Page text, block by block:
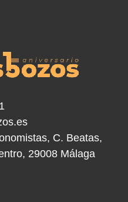
C. Beatas,
29008 Málaga